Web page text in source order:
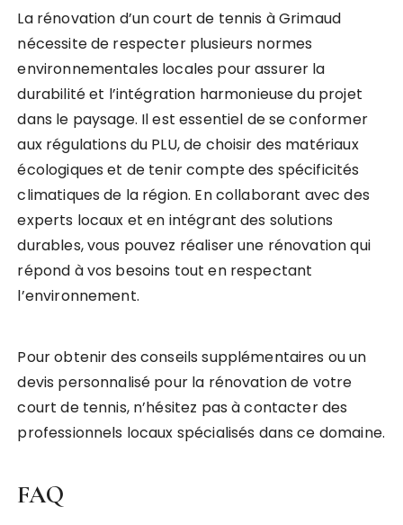
La rénovation d’un court de tennis à Grimaud
nécessite de respecter plusieurs normes
environnementales locales pour assurer la
durabilité et l’intégration harmonieuse du projet
dans le paysage. Il est essentiel de se conformer
aux régulations du PLU, de choisir des matériaux
écologiques et de tenir compte des spécificités
climatiques de la région. En collaborant avec des
experts locaux et en intégrant des solutions
durables, vous pouvez réaliser une rénovation qui
répond à vos besoins tout en respectant
l’environnement.
Pour obtenir des conseils supplémentaires ou un
devis personnalisé pour la rénovation de votre
court de tennis, n’hésitez pas à contacter des
professionnels locaux spécialisés dans ce domaine.
FAQ